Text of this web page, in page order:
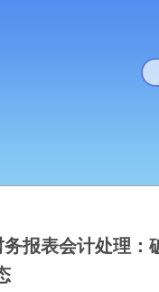
报表会计处理：